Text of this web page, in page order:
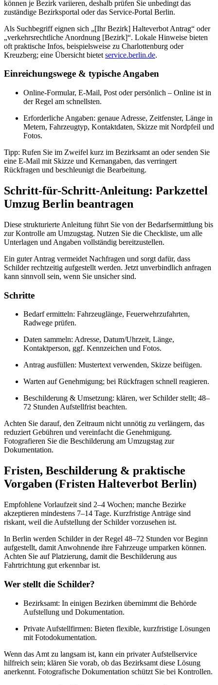
können je Bezirk variieren, deshalb prüfen Sie unbedingt das
zuständige Bezirksportal oder das Service-Portal Berlin.
Als Suchbegriff eignen sich „[Ihr Bezirk] Halteverbot Antrag“ oder
„verkehrsrechtliche Anordnung [Bezirk]“. Lokale Hinweise bieten
oft praktische Infos, beispielsweise zu Charlottenburg oder
Kreuzberg; eine Übersicht bietet service.berlin.de.
Einreichungswege & typische Angaben
Online-Formular, E‑Mail, Post oder persönlich – Online ist in
der Regel am schnellsten.
Erforderliche Angaben: genaue Adresse, Zeitfenster, Länge in
Metern, Fahrzeugtyp, Kontaktdaten, Skizze mit Nordpfeil und
Fotos.
Tipp: Rufen Sie im Zweifel kurz im Bezirksamt an oder senden Sie
eine E‑Mail mit Skizze und Kernangaben, das verringert
Rückfragen und beschleunigt die Bearbeitung.
Schritt-für-Schritt-Anleitung: Parkzettel
Umzug Berlin beantragen
Diese strukturierte Anleitung führt Sie von der Bedarfsermittlung bis
zur Kontrolle am Umzugstag. Nutzen Sie die Checkliste, um alle
Unterlagen und Angaben vollständig bereitzustellen.
Ein guter Antrag vermeidet Nachfragen und sorgt dafür, dass
Schilder rechtzeitig aufgestellt werden. Jetzt unverbindlich anfragen
kann sinnvoll sein, wenn Sie unsicher sind.
Schritte
Bedarf ermitteln: Fahrzeuglänge, Feuerwehrzufahrten,
Radwege prüfen.
Daten sammeln: Adresse, Datum/Uhrzeit, Länge,
Kontaktperson, ggf. Kennzeichen und Fotos.
Antrag ausfüllen: Mustertext verwenden, Skizze beifügen.
Warten auf Genehmigung; bei Rückfragen schnell reagieren.
Beschilderung & Umsetzung: klären, wer Schilder stellt; 48–
72 Stunden Aufstellfrist beachten.
Achten Sie darauf, den Zeitraum nicht unnötig zu verlängern, das
reduziert Gebühren und vereinfacht die Genehmigung.
Fotografieren Sie die Beschilderung am Umzugstag zur
Dokumentation.
Fristen, Beschilderung & praktische
Vorgaben (Fristen Halteverbot Berlin)
Empfohlene Vorlaufzeit sind 2–4 Wochen; manche Bezirke
akzeptieren mindestens 7–14 Tage. Kurzfristige Anträge sind
riskant, weil die Aufstellung der Schilder vorzusehen ist.
In Berlin werden Schilder in der Regel 48–72 Stunden vor Beginn
aufgestellt, damit Anwohnende ihre Fahrzeuge umparken können.
Achten Sie auf Platzierung, damit die Beschilderung aus
Fahrtrichtung gut erkennbar ist.
Wer stellt die Schilder?
Bezirksamt: In einigen Bezirken übernimmt die Behörde
Aufstellung und Dokumentation.
Private Aufstellfirmen: Bieten flexible, kurzfristige Lösungen
mit Fotodokumentation.
Wenn das Amt zu langsam ist, kann ein privater Aufstellservice
hilfreich sein; klären Sie vorab, ob das Bezirksamt diese Lösung
anerkennt. Fotografische Dokumentation schützt Sie bei Kontrollen.